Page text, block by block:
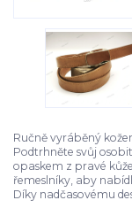
Ručně vyráběný
Podtrhněte svůj
opaskem z pravé
řemeslníky, aby
Díky nadčasovému